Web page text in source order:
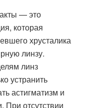
— это
которая
хрусталика
линзу.
линз
устранить
астигматизм и
При отсутствии